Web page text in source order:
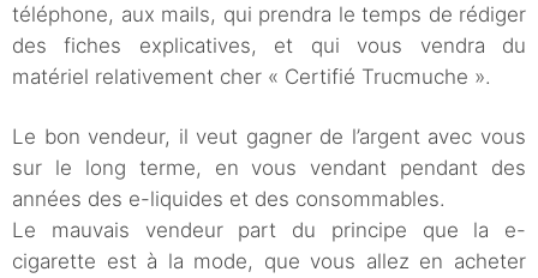
téléphone, aux mails, qui prendra le temps de rédiger
des fiches explicatives, et qui vous vendra du
matériel relativement cher « Certifié Trucmuche ».
Le bon vendeur, il veut gagner de l’argent avec vous
sur le long terme, en vous vendant pendant des
années des e-liquides et des consommables.
Le mauvais vendeur part du principe que la e-
cigarette est à la mode, que vous allez en acheter